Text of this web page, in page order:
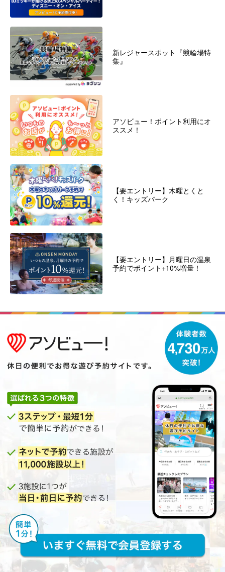
新レジャースポット『競輪場特
集』
アソビュー！ポイント利用にオ
ススメ！
【要エントリー】木曜とくと
く！キッズパーク
【要エントリー】月曜日の温泉
予約でポイント+10%増量！